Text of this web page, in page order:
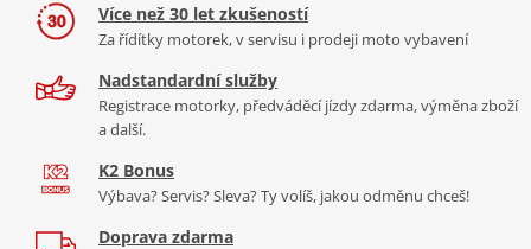
Více než 30 let zkušeností
Za řídítky motorek, v servisu i prodeji moto vybavení
Nadstandardní služby
Registrace motorky, předváděcí jízdy zdarma, výměna zboží
a další.
K2 Bonus
Výbava? Servis? Sleva? Ty volíš, jakou odměnu chceš!
Doprava zdarma